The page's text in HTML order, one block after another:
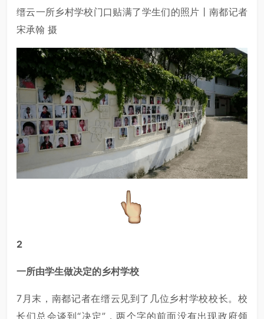
缙云一所乡村学校门口贴满了学生们的照片丨南都记者
宋承翰 摄
2
一所由学生做决定的乡村学校
7月末，南都记者在缙云见到了几位乡村学校校长。校
长们总会谈到“决定”，两个字的前面没有出现政府领